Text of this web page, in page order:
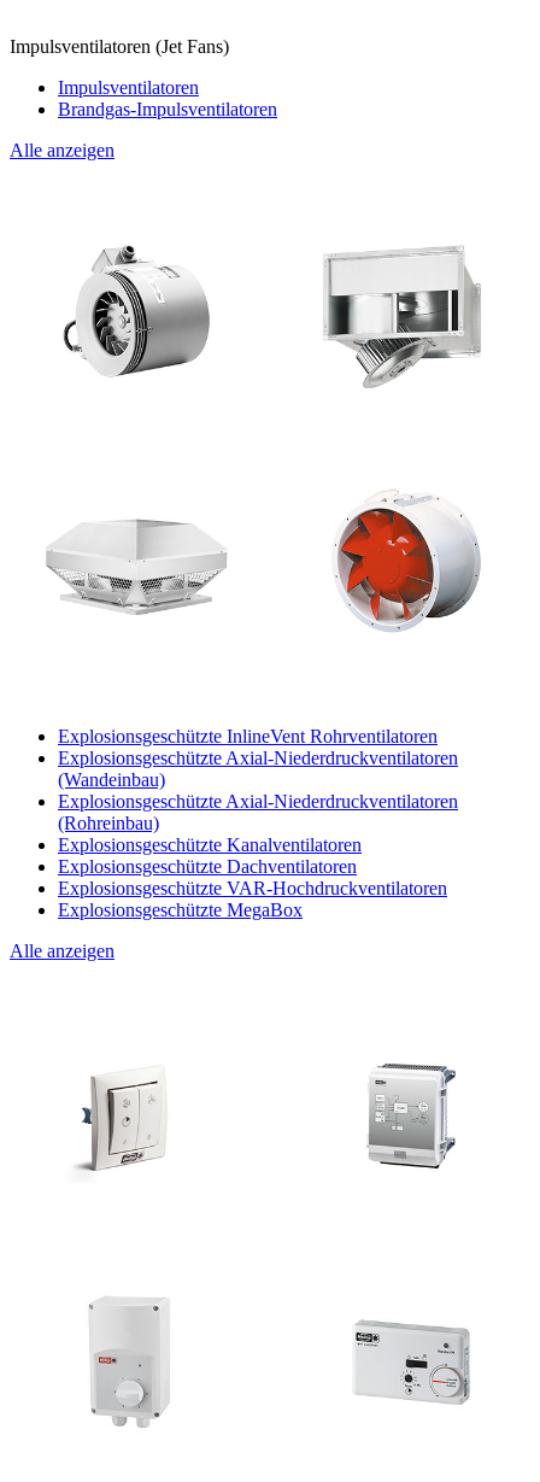
Impulsventilatoren (Jet Fans)
Impulsventilatoren
Brandgas-Impulsventilatoren
Alle anzeigen
Explosionsgeschützte InlineVent Rohrventilatoren
Explosionsgeschützte Axial-Niederdruckventilatoren
(Wandeinbau)
Explosionsgeschützte Axial-Niederdruckventilatoren
(Rohreinbau)
Explosionsgeschützte Kanalventilatoren
Explosionsgeschützte Dachventilatoren
Explosionsgeschützte VAR-Hochdruckventilatoren
Explosionsgeschützte MegaBox
Alle anzeigen